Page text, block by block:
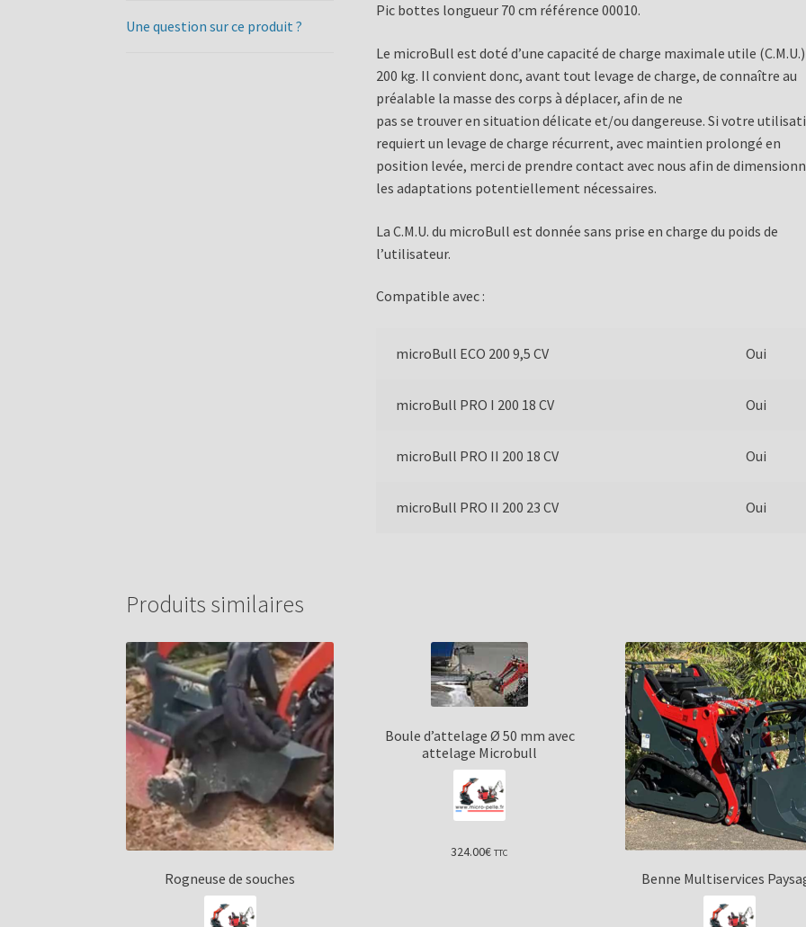
Une question sur ce produit ?
Pic bottes longueur 70 cm référence 00010.
Le microBull est doté d’une capacité de charge maximale utile
200 kg. Il convient donc, avant tout levage de charge, de connaître au
préalable la masse des corps à déplacer, afin de ne
pas se trouver en situation délicate et/ou dangereuse. Si votre
requiert un levage de charge récurrent, avec maintien prolongé en
position levée, merci de prendre contact avec nous afin de
les adaptations potentiellement nécessaires.
La C.M.U. du microBull est donnée sans prise en charge du poids de
l’utilisateur.
Compatible avec :
microBull ECO 200 9,5 CV Oui
microBull PRO I 200 18 CV Oui
microBull PRO II 200 18 CV Oui
microBull PRO II 200 23 CV Oui
Produits similaires
Rogneuse de souches
Boule d’attelage Ø 50 mm avec
attelage Microbull
324.00€ TTC
Benne Multiservices